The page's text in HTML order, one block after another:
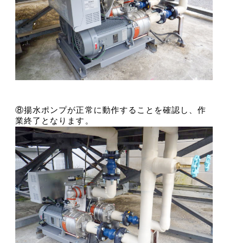
⑧揚水ポンプが正常に動作することを確認し、作
業終了となります。